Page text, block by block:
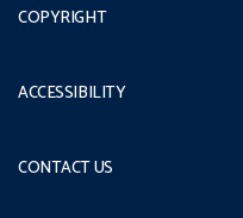
COPYRIGHT
ACCESSIBILITY
CONTACT US